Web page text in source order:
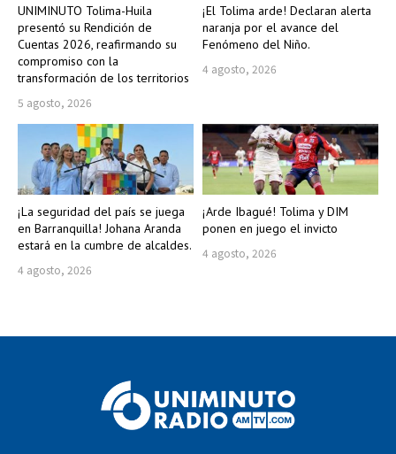
UNIMINUTO Tolima-Huila
presentó su Rendición de
Cuentas 2026, reafirmando su
compromiso con la
transformación de los territorios
5 agosto, 2026
¡El Tolima arde! Declaran alerta
naranja por el avance del
Fenómeno del Niño.
4 agosto, 2026
¡La seguridad del país se juega
en Barranquilla! Johana Aranda
estará en la cumbre de alcaldes.
4 agosto, 2026
¡Arde Ibagué! Tolima y DIM
ponen en juego el invicto
4 agosto, 2026